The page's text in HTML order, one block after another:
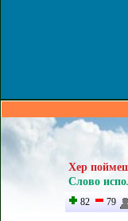
Хер
Слово
82
79